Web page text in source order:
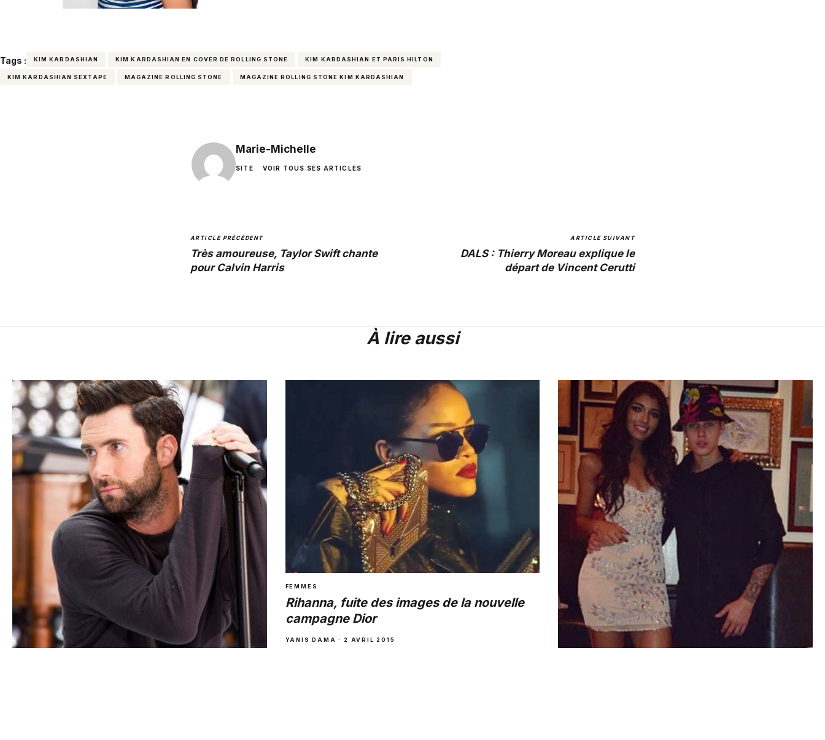
Tags : KIM KARDASHIAN KIM KARDASHIAN EN COVER DE ROLLING STONE KIM KARDASHIAN ET PARIS HILTON
KIM KARDASHIAN SEXTAPE MAGAZINE ROLLING STONE MAGAZINE ROLLING STONE KIM KARDASHIAN
Marie-Michelle
SITE VOIR TOUS SES ARTICLES
ARTICLE PRÉCÉDENT
Très amoureuse, Taylor Swift chante
pour Calvin Harris
ARTICLE SUIVANT
DALS : Thierry Moreau explique le
départ de Vincent Cerutti
À lire aussi
FEMMES
Rihanna, fuite des images de la nouvelle
campagne Dior
YANIS DAMA · 2 AVRIL 2015